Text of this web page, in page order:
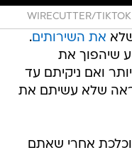
WIRECUTTER/TIKTOK
את השירותים.
שיהפוך את
ואם ניקיתם עד
שלא עשיתם את
אחרי שאתם